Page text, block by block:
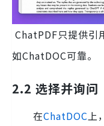
ChatPDF只提供引
如ChatDOC可靠。
2.2 选择并询问
在ChatDOC上